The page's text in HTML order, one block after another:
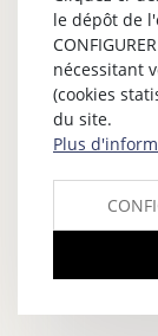
le dépôt de
nécessitant
(cookies
du site.
Plus